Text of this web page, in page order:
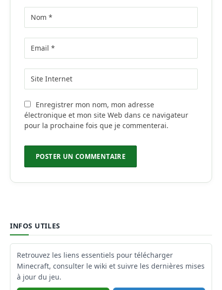
Enregistrer mon nom, mon adresse
électronique et mon site Web dans ce navigateur
pour la prochaine fois que je commenterai.
INFOS UTILES
Retrouvez les liens essentiels pour télécharger
Minecraft, consulter le wiki et suivre les dernières mises
à jour du jeu.